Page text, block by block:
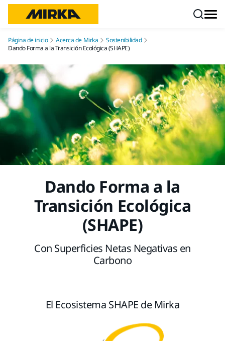
Página de inicio Acerca de Mirka
Sostenibilidad
Dando Forma a la Transición Ecológica (SHAPE)
Dando Forma a la
Transición Ecológica
(SHAPE)
Con Superficies Netas Negativas en
Carbono
El Ecosistema SHAPE de Mirka